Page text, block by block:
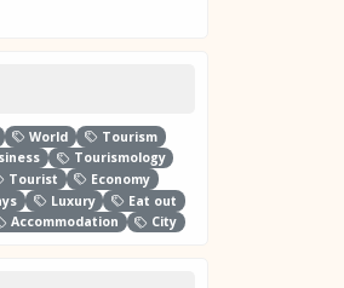
World
Tourism
Tourismology
Tourist
Economy
Luxury
Eat out
Accommodation City